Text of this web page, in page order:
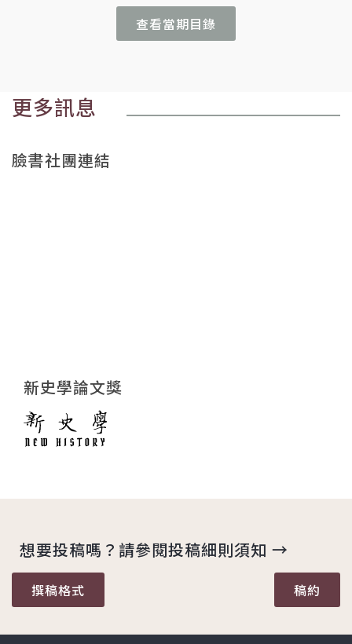
查看當期目錄
更多訊息
臉書社團連結
新史學論文獎
想要投稿嗎？請參閱投稿細則須知 →
撰稿格式 稿約